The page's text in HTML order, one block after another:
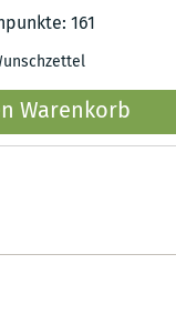
161
Warenkorb